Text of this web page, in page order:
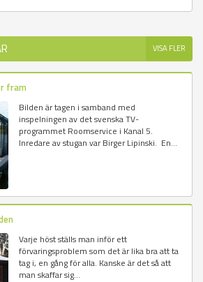
VISA FLER
fram
Bilden är tagen i samband med
inspelningen av det svenska TV-
programmet Roomservice i Kanal 5.
Inredare av stugan var Birger Lipinski. En...
Varje höst ställs man inför ett
förvaringsproblem som det är lika bra att ta
tag i, en gång för alla. Kanske är det så att
man skaffar sig...